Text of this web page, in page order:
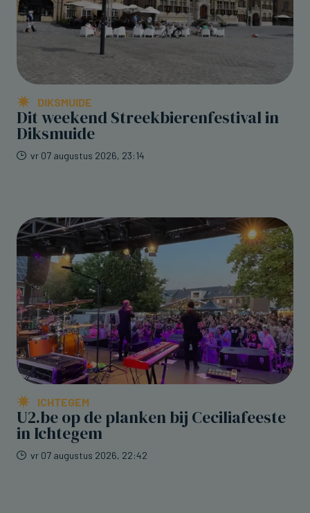
DIKSMUIDE
Dit weekend Streekbierenfestival in
Diksmuide
vr 07 augustus 2026, 23:14
ICHTEGEM
U2.be op de planken bij Ceciliafeeste
in Ichtegem
vr 07 augustus 2026, 22:42